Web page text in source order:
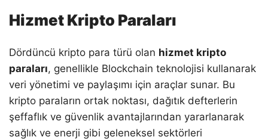
Hizmet Kripto Paraları
Dördüncü kripto para türü olan hizmet kripto
paraları, genellikle Blockchain teknolojisi kullanarak
veri yönetimi ve paylaşımı için araçlar sunar. Bu
kripto paraların ortak noktası, dağıtık defterlerin
şeffaflık ve güvenlik avantajlarından yararlanarak
sağlık ve enerji gibi geleneksel sektörleri